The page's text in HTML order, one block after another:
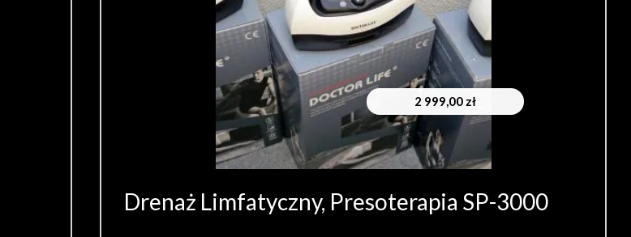
2 999,00 zł
Drenaż Limfatyczny, Presoterapia SP-3000